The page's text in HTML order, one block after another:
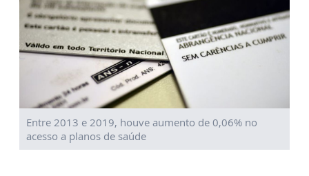
Entre 2013 e 2019, houve aumento de 0,06% no
acesso a planos de saúde